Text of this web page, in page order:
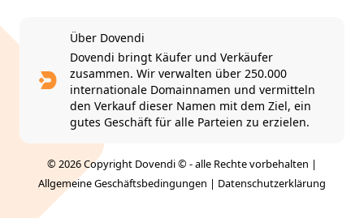
Über Dovendi
Dovendi bringt Käufer und Verkäufer
zusammen. Wir verwalten über 250.000
internationale Domainnamen und vermitteln
den Verkauf dieser Namen mit dem Ziel, ein
gutes Geschäft für alle Parteien zu erzielen.
© 2026 Copyright Dovendi © - alle Rechte vorbehalten |
Allgemeine Geschäftsbedingungen | Datenschutzerklärung